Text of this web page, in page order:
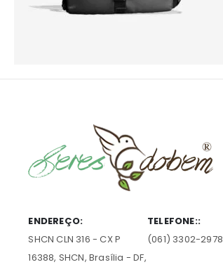
ENDEREÇO:
SHCN CLN 316 - CX P
16388, SHCN, Brasília - DF,
TELEFONE::
(061) 3302-2978